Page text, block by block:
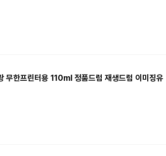
한프린터용 110ml 정품드럼 재생드럼 이미징유